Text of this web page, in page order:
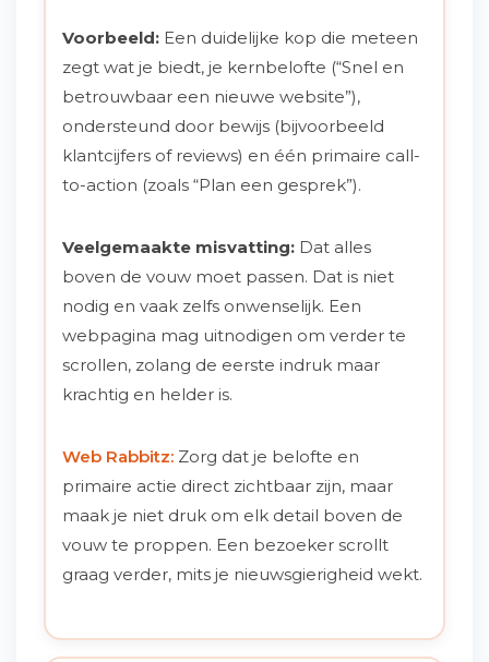
Voorbeeld: Een duidelijke kop die meteen
zegt wat je biedt, je kernbelofte (“Snel en
betrouwbaar een nieuwe website”),
ondersteund door bewijs (bijvoorbeeld
klantcijfers of reviews) en één primaire call-
to-action (zoals “Plan een gesprek”).
Veelgemaakte misvatting: Dat alles
boven de vouw moet passen. Dat is niet
nodig en vaak zelfs onwenselijk. Een
webpagina mag uitnodigen om verder te
scrollen, zolang de eerste indruk maar
krachtig en helder is.
Web Rabbitz: Zorg dat je belofte en
primaire actie direct zichtbaar zijn, maar
maak je niet druk om elk detail boven de
vouw te proppen. Een bezoeker scrollt
graag verder, mits je nieuwsgierigheid wekt.